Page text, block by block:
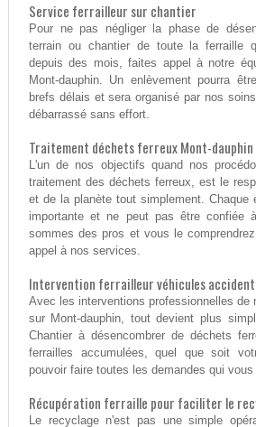
Service ferrailleur sur chantier
Pour ne pas négliger la phase de
terrain ou chantier de toute la ferraille
depuis des mois, faites appel à notre
Mont-dauphin. Un enlèvement pourra
brefs délais et sera organisé par nos
débarrassé sans effort.
Traitement déchets ferreux Mont-dauphin
L'un de nos objectifs quand nos
traitement des déchets ferreux, est le
et de la planète tout simplement. Chaque
importante et ne peut pas être confiée
sommes des pros et vous le
appel à nos services.
Intervention ferrailleur véhicules
Avec les interventions professionnelles de
sur Mont-dauphin, tout devient plus
Chantier à désencombrer de déchets
ferrailles accumulées, quel que soit
pouvoir faire toutes les demandes qui
Récupération ferraille pour faciliter le
Le recyclage n'est pas une simple